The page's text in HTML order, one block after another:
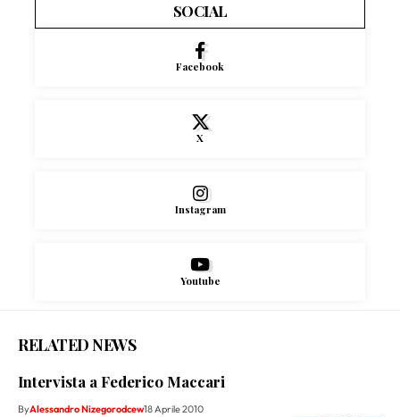
SOCIAL
Facebook
X
Instagram
Youtube
RELATED NEWS
Intervista a Federico Maccari
ByAlessandro Nizegorodcew18 Aprile 2010